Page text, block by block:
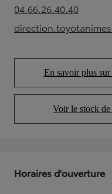
04.66.26.40.40
(Opens in new
En savoir plus
Voir le stock de
Horaires d'ouverture